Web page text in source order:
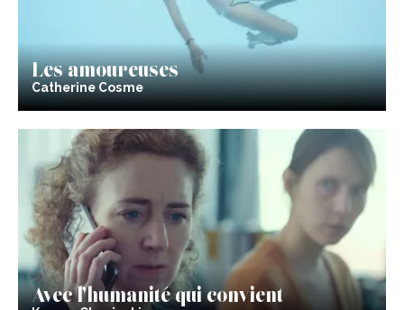
Les amoureuses
Catherine Cosme
Avec l’humanité qui convient